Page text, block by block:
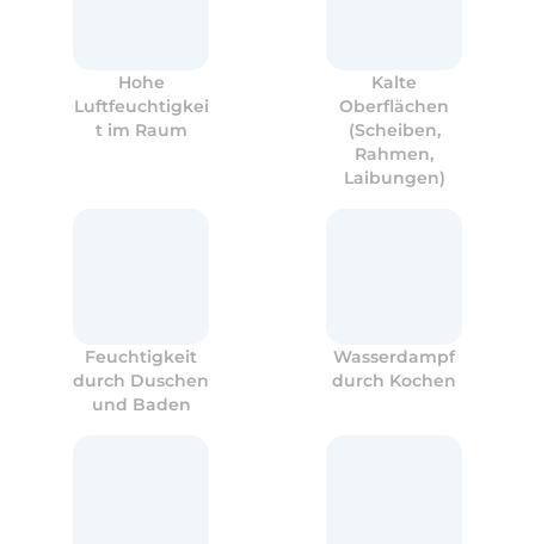
Hohe
Luftfeuchtigkei
t im Raum
Kalte
Oberflächen
(Scheiben,
Rahmen,
Laibungen)
Feuchtigkeit
durch Duschen
und Baden
Wasserdampf
durch Kochen